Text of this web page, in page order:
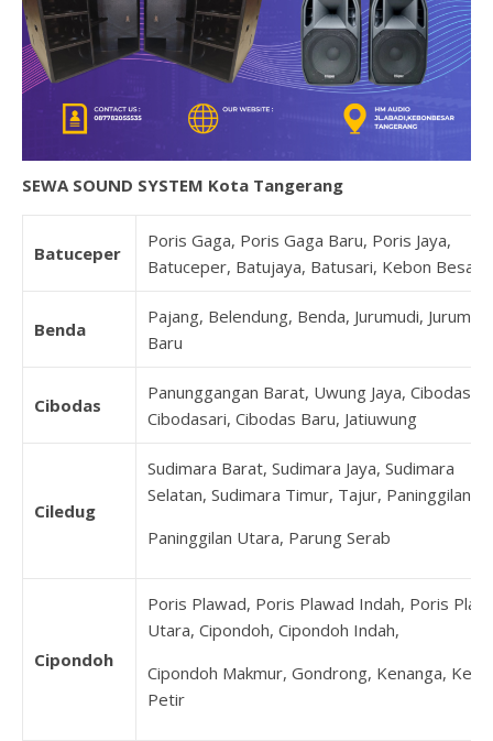
SEWA SOUND SYSTEM Kota Tangerang
Batuceper
Poris Gaga, Poris Gaga Baru, Poris Jaya,
Batuceper, Batujaya, Batusari, Kebon Besar
Benda
Pajang, Belendung, Benda, Jurumudi, Jurumudi
Baru
Cibodas
Panunggangan Barat, Uwung Jaya, Cibodas,
Cibodasari, Cibodas Baru, Jatiuwung
Ciledug
Sudimara Barat, Sudimara Jaya, Sudimara
Selatan, Sudimara Timur, Tajur, Paninggilan,
Paninggilan Utara, Parung Serab
Cipondoh
Poris Plawad, Poris Plawad Indah, Poris
Utara, Cipondoh, Cipondoh Indah,
Cipondoh Makmur, Gondrong, Kenanga,
Petir